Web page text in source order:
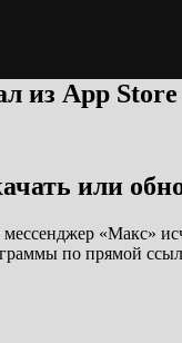
из App
или
«Макс»
по прямой